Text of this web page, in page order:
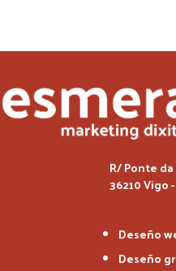
R/ Ponte
36210 Vigo
Deseño
Deseño